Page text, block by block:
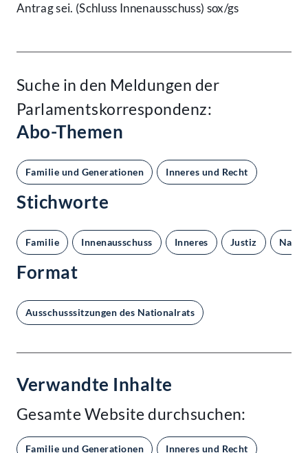
Antrag sei. (Schluss Innenausschuss) sox/gs
Suche in den Meldungen der
Parlamentskorrespondenz:
Abo-Themen
Familie und Generationen Inneres und Recht
Stichworte
Familie Innenausschuss Inneres Justiz
Format
Ausschusssitzungen des Nationalrats
Verwandte Inhalte
Gesamte Website durchsuchen:
Familie und Generationen Inneres und Recht